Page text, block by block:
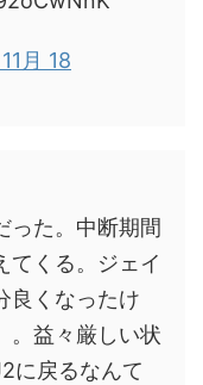
月 18
った。中断期間
てくる。ジェイ
良くなったけ
。益々厳しい状
に戻るなんて